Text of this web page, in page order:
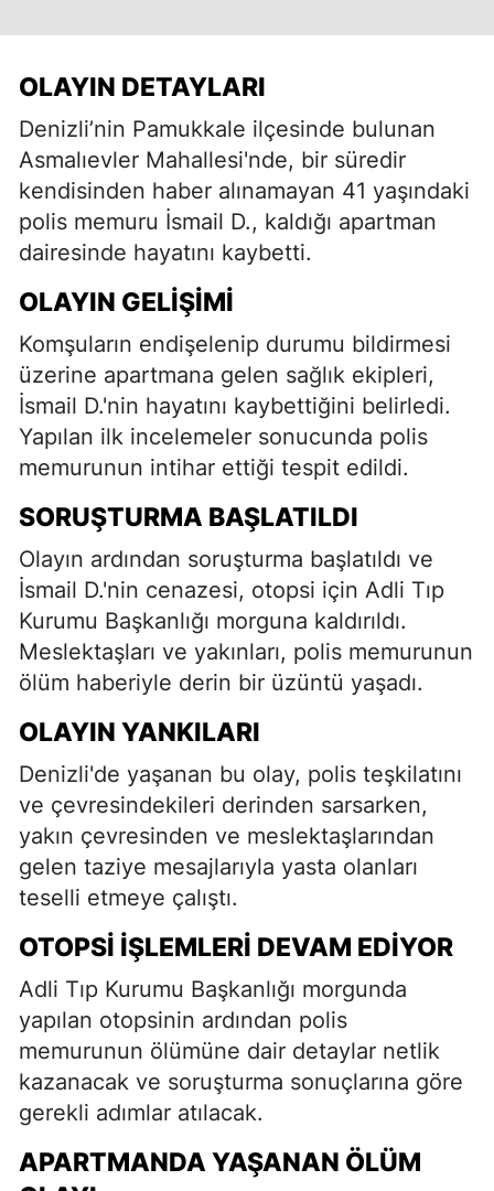
OLAYIN DETAYLARI
Denizli’nin Pamukkale ilçesinde bulunan
Asmalıevler Mahallesi'nde, bir süredir
kendisinden haber alınamayan 41 yaşındaki
polis memuru İsmail D., kaldığı apartman
dairesinde hayatını kaybetti.
OLAYIN GELIŞIMI
Komşuların endişelenip durumu bildirmesi
üzerine apartmana gelen sağlık ekipleri,
İsmail D.'nin hayatını kaybettiğini belirledi.
Yapılan ilk incelemeler sonucunda polis
memurunun intihar ettiği tespit edildi.
SORUŞTURMA BAŞLATILDI
Olayın ardından soruşturma başlatıldı ve
İsmail D.'nin cenazesi, otopsi için Adli Tıp
Kurumu Başkanlığı morguna kaldırıldı.
Meslektaşları ve yakınları, polis memurunun
ölüm haberiyle derin bir üzüntü yaşadı.
OLAYIN YANKILARI
Denizli'de yaşanan bu olay, polis teşkilatını
ve çevresindekileri derinden sarsarken,
yakın çevresinden ve meslektaşlarından
gelen taziye mesajlarıyla yasta olanları
teselli etmeye çalıştı.
OTOPSI İŞLEMLERI DEVAM EDIYOR
Adli Tıp Kurumu Başkanlığı morgunda
yapılan otopsinin ardından polis
memurunun ölümüne dair detaylar netlik
kazanacak ve soruşturma sonuçlarına göre
gerekli adımlar atılacak.
APARTMANDA YAŞANAN ÖLÜM